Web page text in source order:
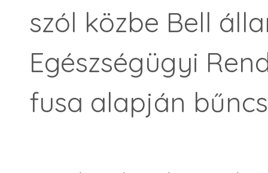
szól közbe Bell
Egészségügyi
fusa alapján